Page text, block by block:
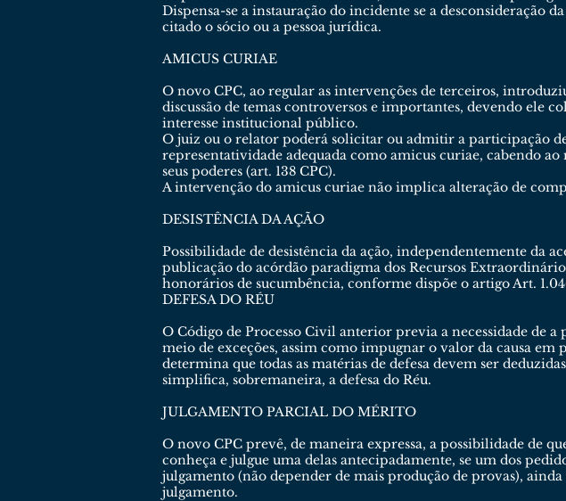
Dispensa-se a instauração do incidente se a
citado o sócio ou a pessoa jurídica.
AMICUS CURIAE
O novo CPC, ao regular as intervenções de terceiros,
discussão de temas controversos e importantes, devendo ele
interesse institucional público.
O juiz ou o relator poderá solicitar ou admitir a participação
representatividade adequada como amicus curiae, cabendo
seus poderes (art. 138 CPC).
A intervenção do amicus curiae não implica alteração de
DESISTÊNCIA DA AÇÃO
Possibilidade de desistência da ação, independentemente da
publicação do acórdão paradigma dos Recursos
honorários de sucumbência, conforme dispõe o artigo Art.
DEFESA DO RÉU
O Código de Processo Civil anterior previa a necessidade de
meio de exceções, assim como impugnar o valor da causa
determina que todas as matérias de defesa devem ser
simplifica, sobremaneira, a defesa do Réu.
JULGAMENTO PARCIAL DO MÉRITO
O novo CPC prevê, de maneira expressa, a possibilidade de
conheça e julgue uma delas antecipadamente, se um dos
julgamento (não depender de mais produção de provas), ainda
julgamento.